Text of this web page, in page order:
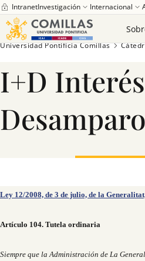
IntranetInvestigación Internacional
Saber más
Universidad Pontificia Comillas
I+D
Desamparo
Ley 12/2008, de 3 de julio, de la
Artículo 104. Tutela ordinaria
Siempre que la Administración de La